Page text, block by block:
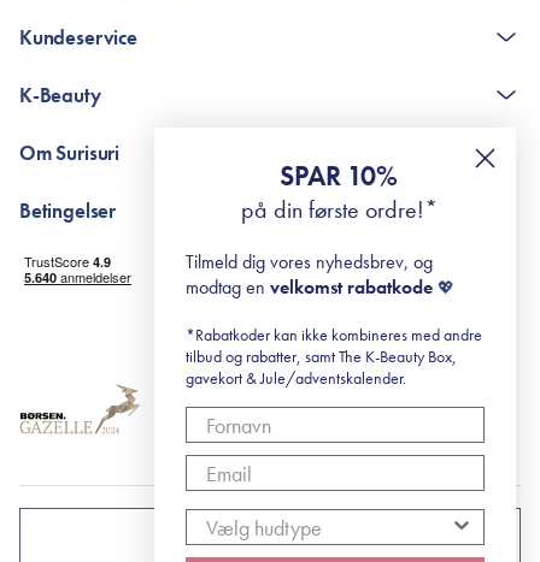
Kundeservice
The K-Beauty Box - spørgsmål og svar
RE-ZIP
K-Beauty
Retinol for begyndere
surisuri's mini guide til rosacea
Om Surisuri
Black Friday
Betingelser
Levering og returnering
Handelsbetingelser
Abonnementsbetingelser
DANMARK
SPAR 10%
på din første ordre!*
Tilmeld dig vores nyhedsbrev, og
modtag en velkomst rabatkode 💖
*Rabatkoder kan ikke kombineres med andre
tilbud og rabatter, samt The K-Beauty Box,
gavekort & Jule/adventskalender.